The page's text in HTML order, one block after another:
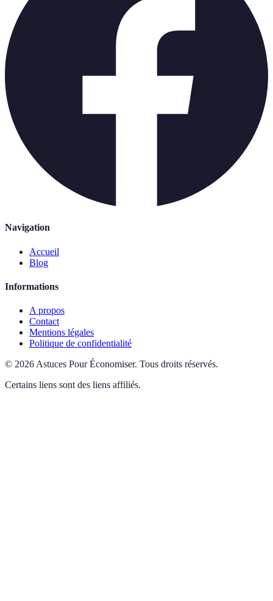
Navigation
Accueil
Blog
Informations
A propos
Contact
Mentions légales
Politique de confidentialité
© 2026 Astuces Pour Économiser. Tous droits réservés.
Certains liens sont des liens affiliés.